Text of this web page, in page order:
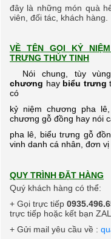
đây là những món quà
viên, đối tác, khách hàng.
VỀ TÊN GỌI KỶ
TRƯNG THỦY TINH
Nói chung, tùy
chương hay biểu trưng
có
kỷ niệm chương pha
chương gỗ đồng hay nói
pha lê, biểu trưng gỗ
vinh danh cá nhân, đơn vị
QUY TRÌNH ĐẶT HÀNG
Quý khách hàng có thể:
+ Gọi trực tiếp
trực tiếp hoặc kết bạn
+ Gửi mail yêu cầu về :